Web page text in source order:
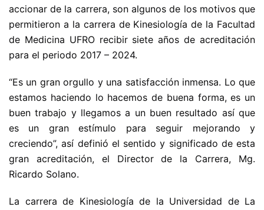
accionar de la carrera, son algunos de los motivos que
permitieron a la carrera de Kinesiología de la Facultad
de Medicina UFRO recibir siete años de acreditación
para el periodo 2017 – 2024.
“Es un gran orgullo y una satisfacción inmensa. Lo que
estamos haciendo lo hacemos de buena forma, es un
buen trabajo y llegamos a un buen resultado así que
es un gran estímulo para seguir mejorando y
creciendo”, así definió el sentido y significado de esta
gran acreditación, el Director de la Carrera, Mg.
Ricardo Solano.
La carrera de Kinesiología de la Universidad de La